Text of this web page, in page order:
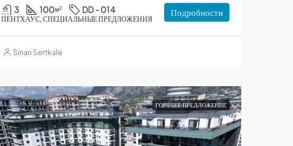
3 100м² DD - 014
ПЕНТХАУС, СПЕЦИАЛЬНЫЕ ПРЕДЛОЖЕНИЯ
Подробности
Sinan Sertkale
ГОРЯЧЕЕ ПРЕДЛОЖЕНИЕ